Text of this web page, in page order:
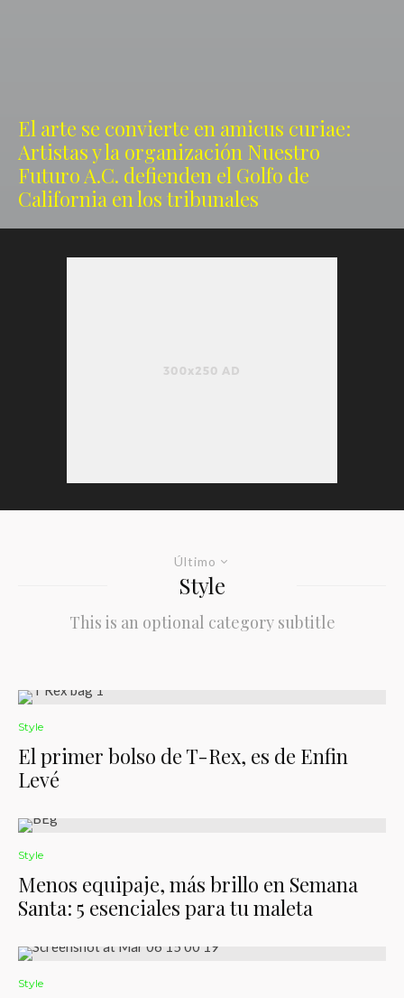
El arte se convierte en amicus curiae:
Artistas y la organización Nuestro
Futuro A.C. defienden el Golfo de
California en los tribunales
Último
Style
This is an optional category subtitle
Style
El primer bolso de T-Rex, es de Enfin
Levé
Style
Menos equipaje, más brillo en Semana
Santa: 5 esenciales para tu maleta
Style